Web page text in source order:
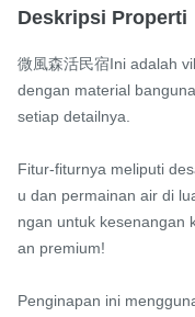
Deskripsi Properti
微風森活民宿Ini adalah
dengan material
setiap detailnya.
Fitur-fiturnya meliputi
u dan permainan air di
ngan untuk kesenangan
an premium!
Penginapan ini